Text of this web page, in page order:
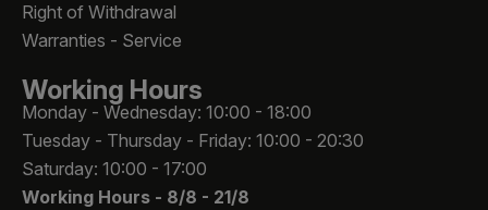
Right of Withdrawal
Warranties - Service
Working Hours
Monday - Wednesday: 10:00 - 18:00
Tuesday - Thursday - Friday: 10:00 - 20:30
Saturday: 10:00 - 17:00
Working Hours - 8/8 - 21/8